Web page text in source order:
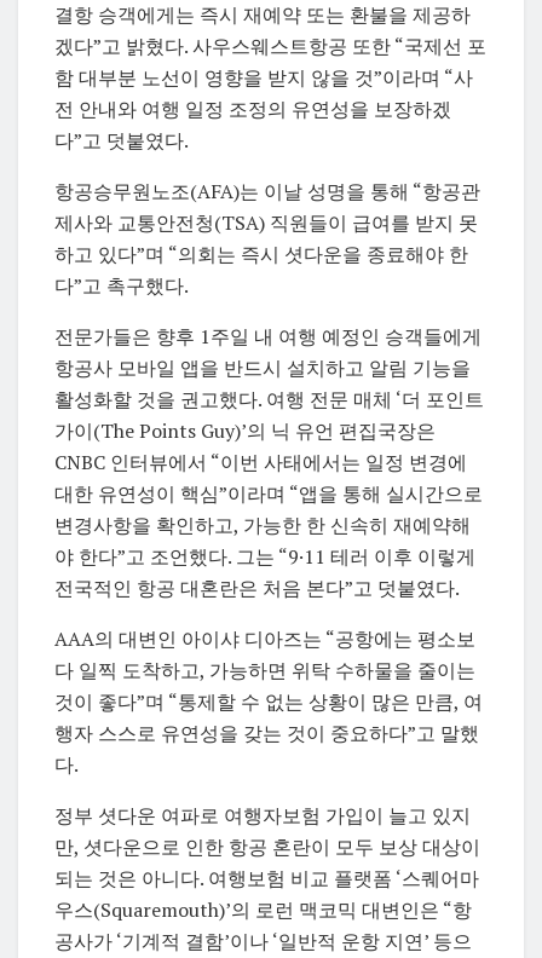
결항 승객에게는 즉시 재예약 또는 환불을 제공하
겠다”고 밝혔다. 사우스웨스트항공 또한 “국제선 포
함 대부분 노선이 영향을 받지 않을 것”이라며 “사
전 안내와 여행 일정 조정의 유연성을 보장하겠
다”고 덧붙였다.
항공승무원노조(AFA)는 이날 성명을 통해 “항공관
제사와 교통안전청(TSA) 직원들이 급여를 받지 못
하고 있다”며 “의회는 즉시 셧다운을 종료해야 한
다”고 촉구했다.
전문가들은 향후 1주일 내 여행 예정인 승객들에게
항공사 모바일 앱을 반드시 설치하고 알림 기능을
활성화할 것을 권고했다. 여행 전문 매체 ‘더 포인트
가이(The Points Guy)’의 닉 유언 편집국장은
CNBC 인터뷰에서 “이번 사태에서는 일정 변경에
대한 유연성이 핵심”이라며 “앱을 통해 실시간으로
변경사항을 확인하고, 가능한 한 신속히 재예약해
야 한다”고 조언했다. 그는 “9·11 테러 이후 이렇게
전국적인 항공 대혼란은 처음 본다”고 덧붙였다.
AAA의 대변인 아이샤 디아즈는 “공항에는 평소보
다 일찍 도착하고, 가능하면 위탁 수하물을 줄이는
것이 좋다”며 “통제할 수 없는 상황이 많은 만큼, 여
행자 스스로 유연성을 갖는 것이 중요하다”고 말했
다.
정부 셧다운 여파로 여행자보험 가입이 늘고 있지
만, 셧다운으로 인한 항공 혼란이 모두 보상 대상이
되는 것은 아니다. 여행보험 비교 플랫폼 ‘스퀘어마
우스(Squaremouth)’의 로런 맥코믹 대변인은 “항
공사가 ‘기계적 결함’이나 ‘일반적 운항 지연’ 등으